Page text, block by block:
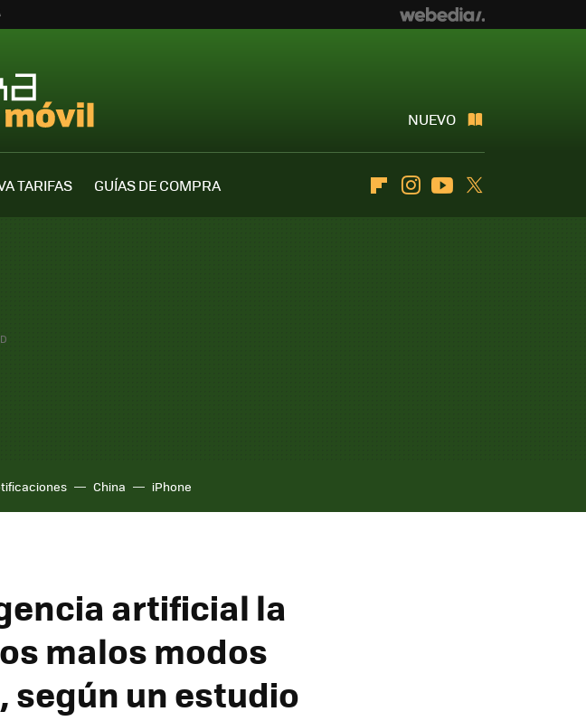
NUEVO
TARIFAS
GUÍAS DE COMPRA
FlipboardInstagramYoutube
China iPhone
artificial la
malos modos
según un estudio